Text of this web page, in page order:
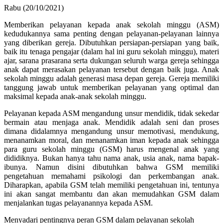
Rabu (20/10/2021)
Memberikan pelayanan kepada anak sekolah minggu (ASM)
kedudukannya sama penting dengan pelayanan-pelayanan lainnya
yang diberikan gereja. Dibutuhkan persiapan-persiapan yang baik,
baik itu tenaga pengajar (dalam hal ini guru sekolah minggu), materi
ajar, sarana prasarana serta dukungan seluruh warga gereja sehingga
anak dapat merasakan pelayanan tersebut dengan baik juga. Anak
sekolah minggu adalah generasi masa depan gereja. Gereja memiliki
tanggung jawab untuk memberikan pelayanan yang optimal dan
maksimal kepada anak-anak sekolah minggu.
Pelayanan kepada ASM mengandung unsur mendidik, tidak sekedar
bermain atau menjaga anak. Mendidik adalah seni dan proses
dimana didalamnya mengandung unsur memotivasi, mendukung,
menanamkan moral, dan menanamkan iman kepada anak sehingga
para guru sekolah minggu (GSM) harus mengenal anak yang
dididiknya. Bukan hanya tahu nama anak, usia anak, nama bapak-
ibunya. Namun disini dibutuhkan bahwa GSM memiliki
pengetahuan memahami psikologi dan perkembangan anak.
Diharapkan, apabila GSM telah memiliki pengetahuan ini, tentunya
ini akan sangat membantu dan akan memudahkan GSM dalam
menjalankan tugas pelayanannya kepada ASM.
Menyadari pentingnya peran GSM dalam pelayanan sekolah